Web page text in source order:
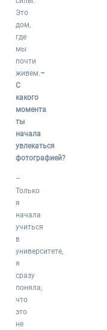
Это
дом,
где
мы
почти
живем.–
С
какого
момента
ты
начала
увлекаться
фотографией?
–
Только
я
начала
учиться
в
университете,
я
сразу
поняла,
что
это
не